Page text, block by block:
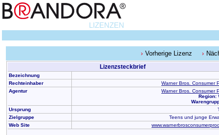
LIZENZEN
Vorherige Lizenz
Lizenzsteckbrief
Bezeichnung
Rechteinhaber
Warner Bros. Consumer
Agentur
Warner Bros. Consumer
Region:
Ursprung
Zielgruppe
Teens und junge
Web Site